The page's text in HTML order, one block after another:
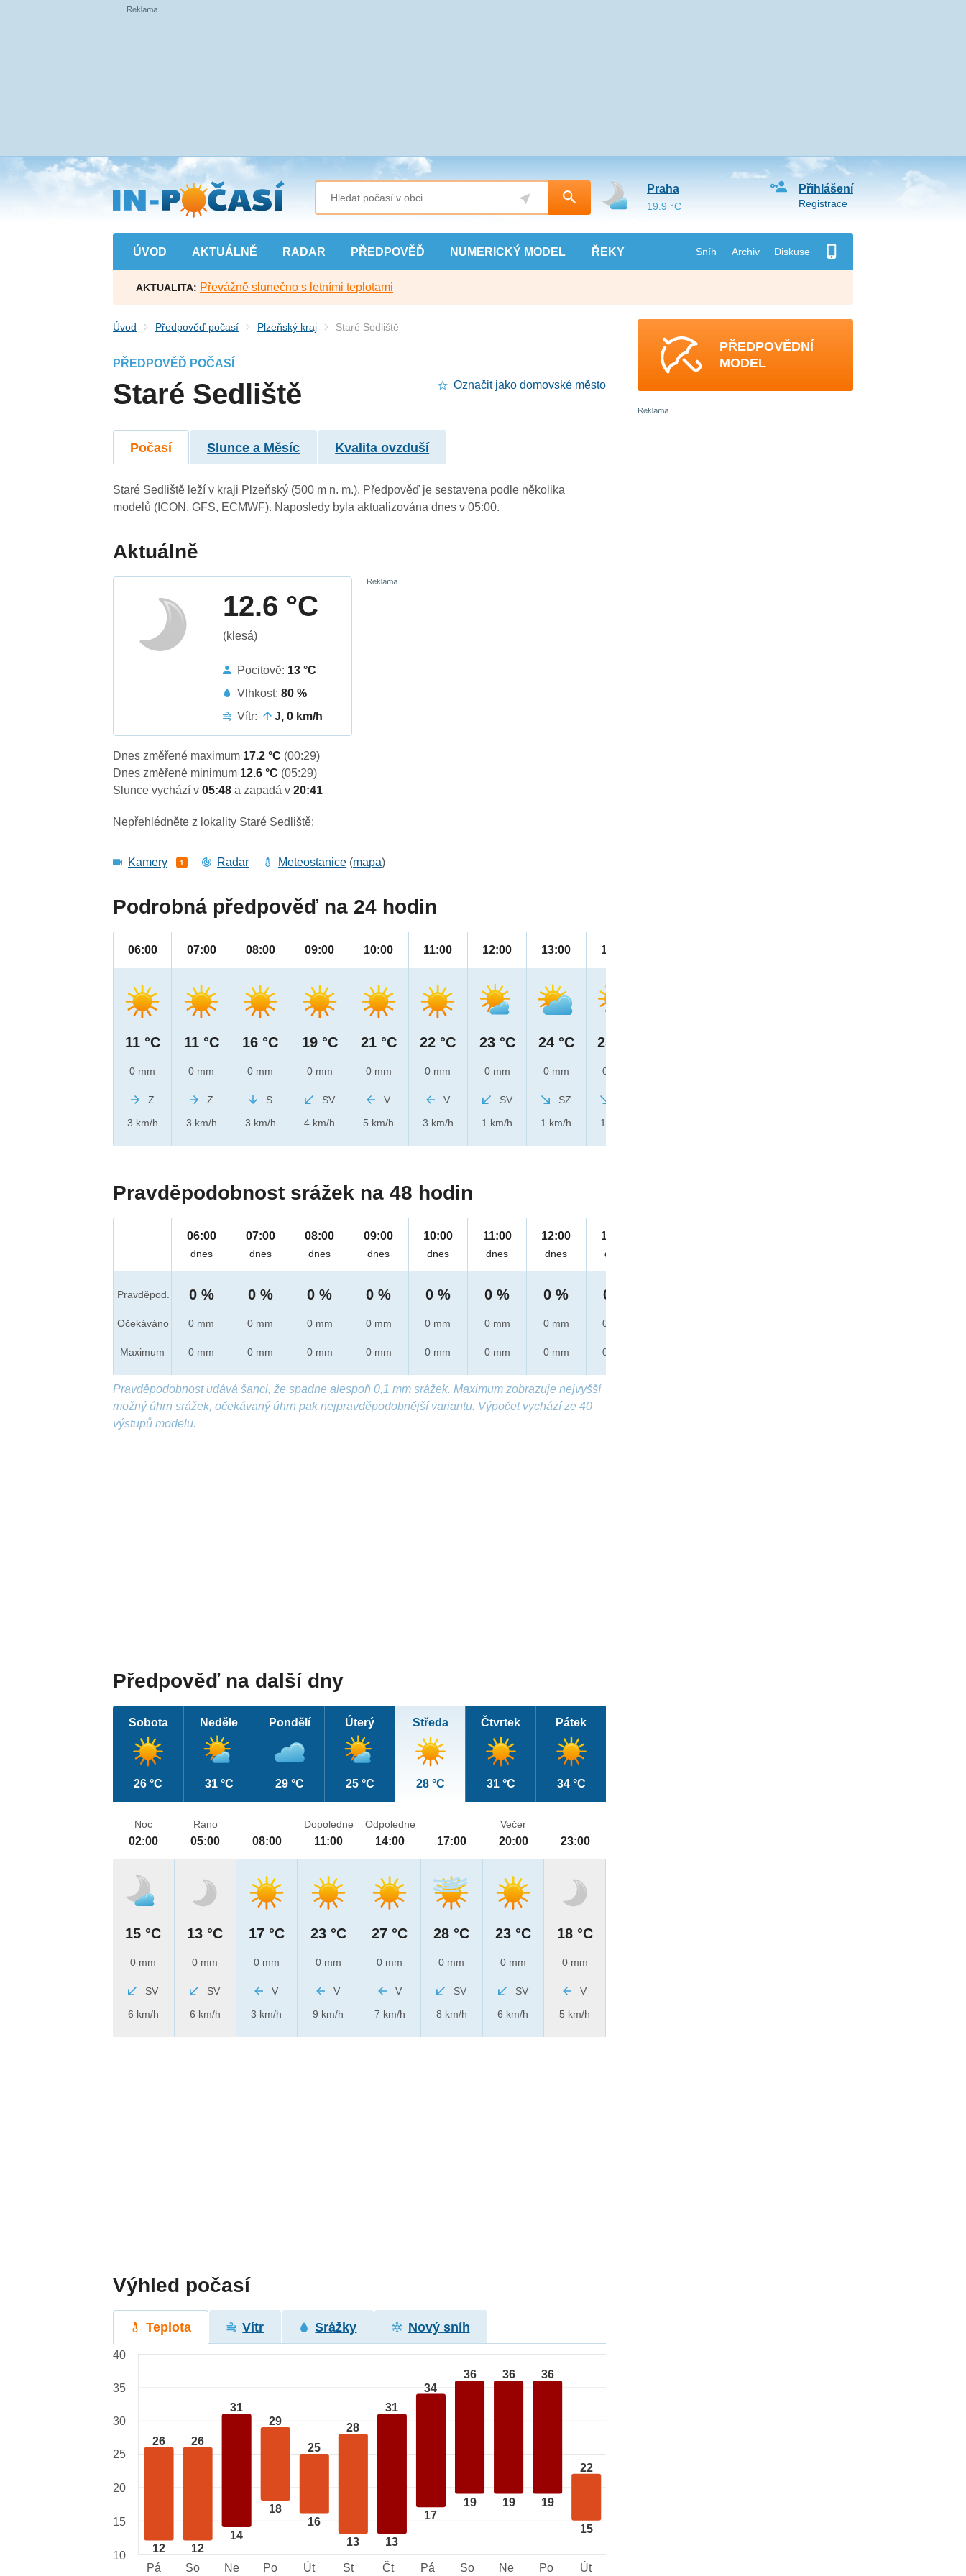
Přejít
na
hlavní
obsah
ÚVOD AKTUÁLNĚ RADAR PŘEDPOVĚĎ NUMERICKÝ MODEL ŘEKY Sníh Archiv Diskuse
Přihlášení
Registrace
Praha
19.9 °C
AKTUALITA: Převážně slunečno s letními teplotami
Úvod Předpověď počasí Plzeňský kraj Staré Sedliště
PŘEDPOVĚĎ POČASÍ
Staré Sedliště Označit jako domovské město
Počasí Slunce a Měsíc Kvalita ovzduší
Staré Sedliště leží v kraji Plzeňský (500 m n. m.). Předpověď je sestavena podle několika
modelů (ICON, GFS, ECMWF). Naposledy byla aktualizována dnes v 05:00.
Aktuálně
12.6 °C
(klesá)
Pocitově: 13 °C
Vlhkost:80 %
Vítr:
J, 0 km/h
Dnes změřené maximum 17.2 °C (00:29)
Dnes změřené minimum 12.6 °C (05:29)
Slunce vychází v05:48a zapadá v20:41
Nepřehlédněte z lokality Staré Sedliště:
Kamery 1 Radar Meteostanice (mapa)
Podrobná předpověď na 24 hodin
06:00
11 °C
0 mm
Z
3 km/h
07:00
11 °C
0 mm
Z
3 km/h
08:00
16 °C
0 mm
S
3 km/h
09:00
19 °C
0 mm
SV
4 km/h
10:00
21 °C
0 mm
V
5 km/h
11:00
22 °C
0 mm
V
3 km/h
12:00
23 °C
0 mm
SV
1 km/h
13:00
24 °C
0 mm
SZ
1 km/h
14:00
25 °C
0 mm
1 km/h
Pravděpodobnost srážek na 48 hodin
Pravděpod.
Očekáváno
Maximum
06:00
dnes
0 %
0 mm
0 mm
07:00
dnes
0 %
0 mm
0 mm
08:00
dnes
0 %
0 mm
0 mm
09:00
dnes
0 %
0 mm
0 mm
10:00
dnes
0 %
0 mm
0 mm
11:00
dnes
0 %
0 mm
0 mm
12:00
dnes
0 %
0 mm
0 mm
13:00
dnes
0 %
0 mm
0 mm
Pravděpodobnost udává šanci, že spadne alespoň 0,1 mm srážek. Maximum zobrazuje nejvyšší
možný úhrn srážek, očekávaný úhrn pak nejpravděpodobnější variantu. Výpočet vychází ze 40
výstupů modelu.
Předpověď na další dny
Sobota
26 °C
Neděle
31 °C
Pondělí
29 °C
Úterý
25 °C
Středa
28 °C
Čtvrtek
31 °C
Pátek
34 °C
Noc
02:00
15 °C
0 mm
SV
6 km/h
Ráno
05:00
13 °C
0 mm
SV
6 km/h
08:00
17 °C
0 mm
V
3 km/h
Dopoledne
11:00
23 °C
0 mm
V
9 km/h
Odpoledne
14:00
27 °C
0 mm
V
7 km/h
17:00
28 °C
0 mm
SV
8 km/h
Večer
20:00
23 °C
0 mm
SV
6 km/h
23:00
18 °C
0 mm
V
5 km/h
Výhled počasí
Teplota Vítr Srážky Nový sníh
26
12
26
12
31
14
29
18
25
16
28
13
31
13
34
17
36
19
36
19
36
19
22
15
40
35
30
25
20
15
10
Pá
So Ne Po Út St Čt Pá So Ne Po Út
PŘEDPOVĚDNÍ
MODEL